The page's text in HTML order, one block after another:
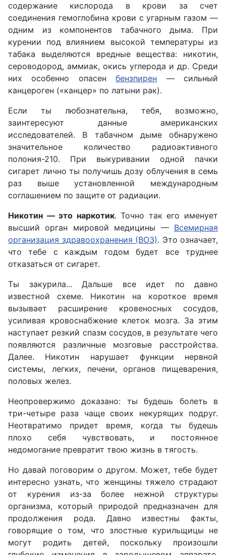
содержание кислорода в крови за счет
соединения гемоглобина крови с угарным газом —
одним из компонентов табачного дыма. При
курении под влиянием высокой температуры из
табака выделяются вредные вещества: никотин,
сероводород, аммиак, окись углерода и др. Среди
них особенно опасенбензпирен — сильный
канцероген («канцер» по латыни рак).
Если ты любознательна, тебя, возможно,
заинтересуют данные американских
исследователей. В табачном дыме обнаружено
значительное количество радиоактивного
полония-210. При выкуривании одной пачки
сигарет лично ты получишь дозу облучения в семь
раз выше установленной международным
соглашением по защите от радиации.
Никотин — это наркотик. Точно так его именует
высший орган мировой медицины — Всемирная
организация здравоохранения (ВОЗ). Это означает,
что тебе с каждым годом будет все труднее
отказаться от сигарет.
Ты закурила... Дальше все идет по давно
известной схеме. Никотин на короткое время
вызывает расширение кровеносных сосудов,
усиливая кровоснабжение клеток мозга. За этим
наступает резкий спазм сосудов, в результате чего
появляются различные мозговые расстройства.
Далее. Никотин нарушает функции нервной
системы, легких, печени, органов пищеварения,
половых желез.
Неопровержимо доказано: ты будешь болеть в
три-четыре раза чаще своих некурящих подруг.
Неотвратимо придет время, когда ты будешь
плохо себя чувствовать, и постоянное
недомогание превратит твою жизнь в тягость.
Но давай поговорим о другом. Может, тебе будет
интересно узнать, что женщины тяжело страдают
от курения из-за более нежной структуры
организма, который природой предназначен для
продолжения рода. Давно известны факты,
говорящие о том, что злостные курильщицы не
могут родить детей, поскольку произошли